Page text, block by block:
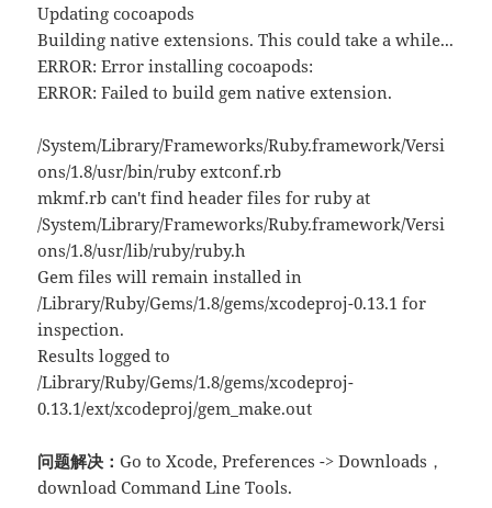
Updating cocoapods
Building native extensions. This could take a while...
ERROR: Error installing cocoapods:
ERROR: Failed to build gem native extension.
/System/Library/Frameworks/Ruby.framework/Versi
ons/1.8/usr/bin/ruby extconf.rb
mkmf.rb can't find header files for ruby at
/System/Library/Frameworks/Ruby.framework/Versi
ons/1.8/usr/lib/ruby/ruby.h
Gem files will remain installed in
/Library/Ruby/Gems/1.8/gems/xcodeproj-0.13.1 for
inspection.
Results logged to
/Library/Ruby/Gems/1.8/gems/xcodeproj-
0.13.1/ext/xcodeproj/gem_make.out
问题解决：Go to Xcode, Preferences -> Downloads，
download Command Line Tools.